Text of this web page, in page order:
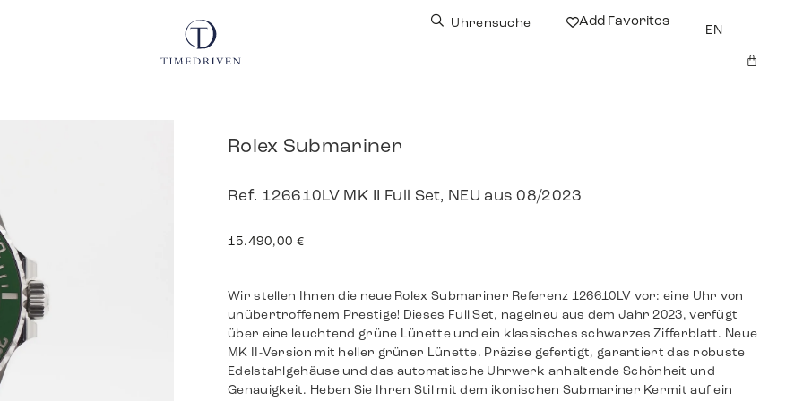
Uhrensuche Add Favorites
EN
Rolex Submariner
Ref. 126610LV MK II Full Set, NEU aus 08/2023
15.490,00 €
Wir stellen Ihnen die neue Rolex Submariner Referenz 126610LV vor: eine Uhr von
unübertroffenem Prestige! Dieses Full Set, nagelneu aus dem Jahr 2023, verfügt
über eine leuchtend grüne Lünette und ein klassisches schwarzes Zifferblatt. Neue
MK II-Version mit heller grüner Lünette. Präzise gefertigt, garantiert das robuste
Edelstahlgehäuse und das automatische Uhrwerk anhaltende Schönheit und
Genauigkeit. Heben Sie Ihren Stil mit dem ikonischen Submariner Kermit auf ein